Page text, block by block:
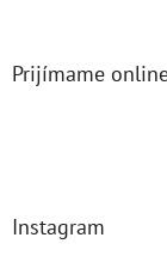
Prijímame
Instagram